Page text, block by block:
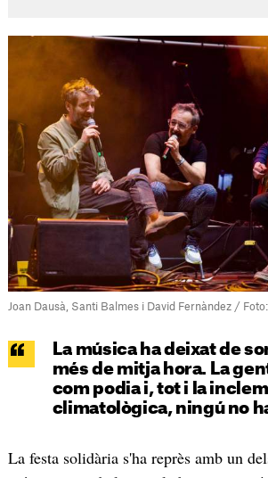
Joan Dausà, Santi Balmes i David Fernàndez /
La música ha deixat de
més de mitja hora. La
com podia i, tot i la
climatològica, ningú no
La festa solidària s'ha reprès amb un